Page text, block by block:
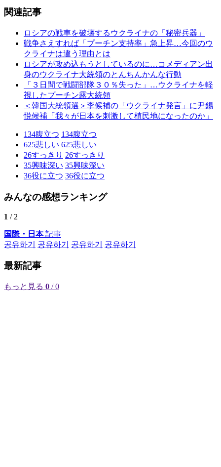
関連記事
ロシアの戦車を破壊するウクライナの「秘密兵器」
戦争さえすれば「プーチン支持率」急上昇…今回のウ
クライナは違う理由とは
ロシアが攻め込もうとしているのに…コメディアン出
身のウクライナ大統領のとんちんかんな行動
「３日間で戦闘部隊３０％失った」…ウクライナを軽
視したプーチン露大統領
＜韓国大統領選＞李候補の「ウクライナ発言」に尹錫
悦候補「我々が日本を刺激して植民地になったのか」
134腹立つ 134腹立つ
625悲しい 625悲しい
26すっきり 26すっきり
35興味深い 35興味深い
36役に立つ 36役に立つ
みんなの感想ランキング
1 / 2
国際・日本記事
공유하기
공유하기 공유하기 공유하기
最新記事
もっと見る 0 / 0